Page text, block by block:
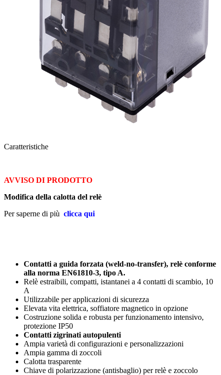
Caratteristiche
AVVISO DI PRODOTTO
Modifica della calotta del relè
Per saperne di più clicca qui
Contatti a guida forzata (weld-no-transfer), relè conforme
alla norma EN61810-3, tipo A.
Relè estraibili, compatti, istantanei a 4 contatti di scambio, 10
A
Utilizzabile per applicazioni di sicurezza
Elevata vita elettrica, soffiatore magnetico in opzione
Costruzione solida e robusta per funzionamento intensivo,
protezione IP50
Contatti zigrinati autopulenti
Ampia varietà di configurazioni e personalizzazioni
Ampia gamma di zoccoli
Calotta trasparente
Chiave di polarizzazione (antisbaglio) per relè e zoccolo